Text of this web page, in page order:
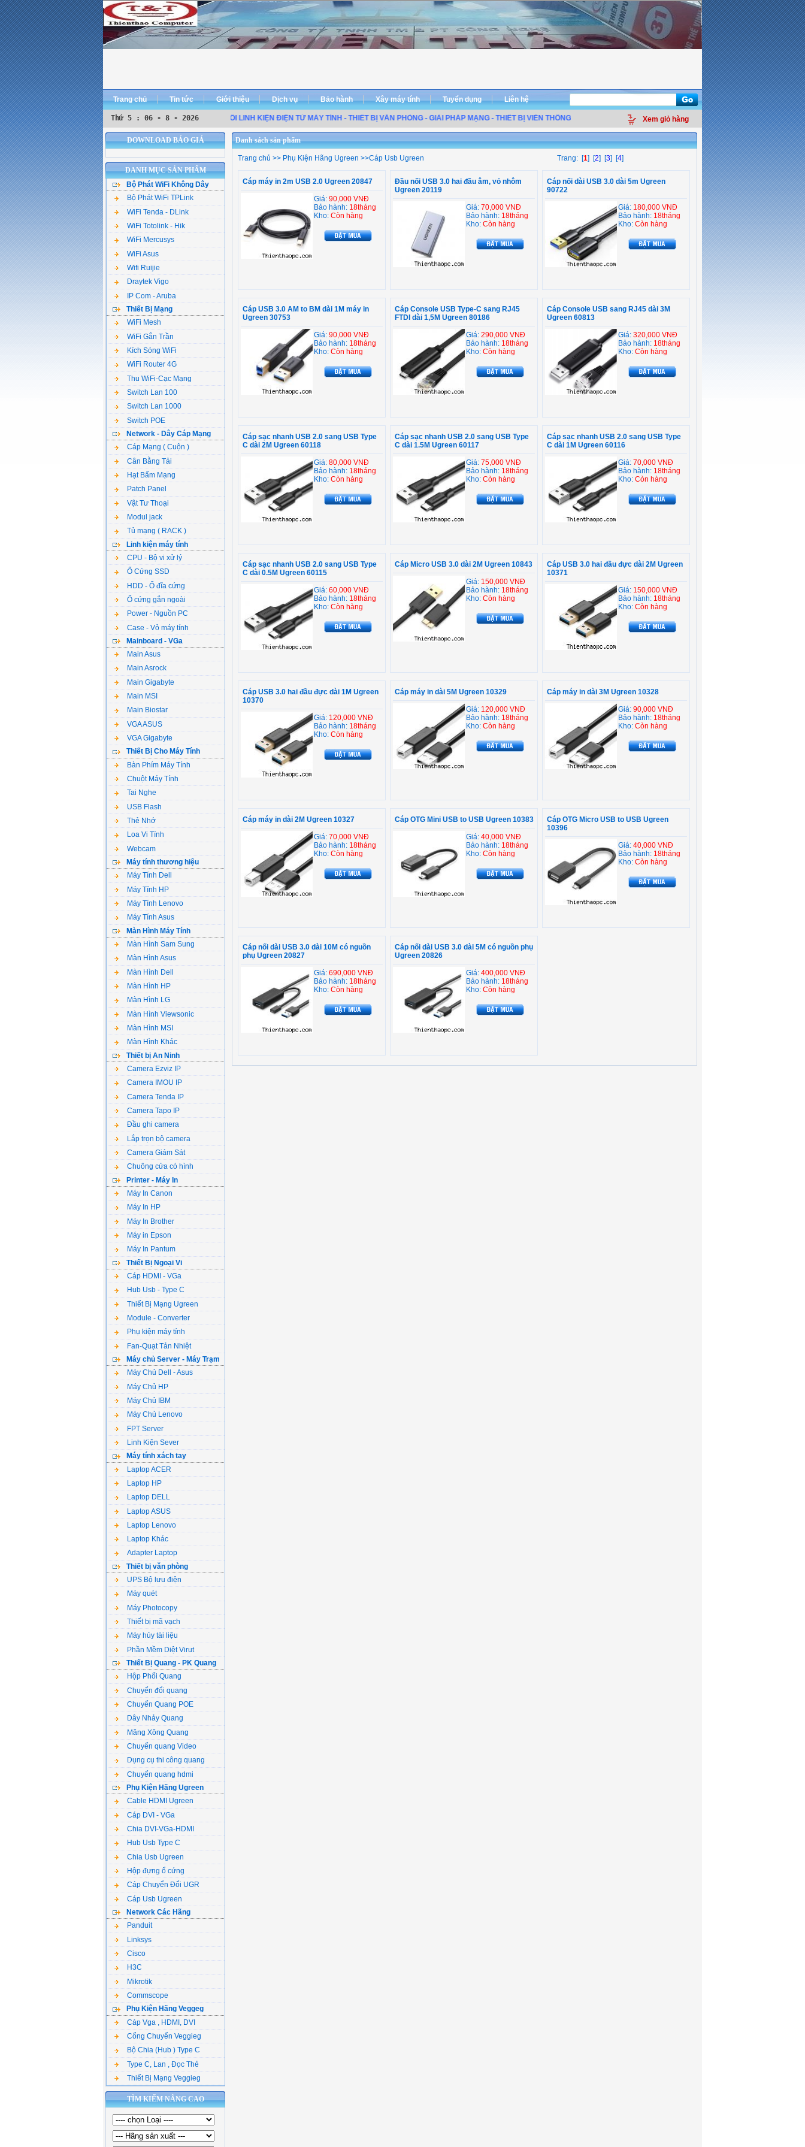
Trang chủ Tin tức Giới thiệu Dịch vụ Bảo hành Xây máy tính Tuyển dụng Liên hệ
Thứ 5 : 06 - 8 - 2026
THIÊN THẢO COMPUTER ĐƠN VỊ PHÂN PHỐI LINH KIỆN ĐIỆN TỬ MÁY TÍNH - THIẾT BỊ VĂN PHÒNG - GIẢI PHÁP MẠNG - THIẾT BỊ VIỄN THÔNG Xem giỏ hàng
DOWNLOAD BÁO GIÁ
DANH MỤC SẢN PHẨM
Bộ Phát WiFi Không Dây
Bộ Phát WiFi TPLink
WiFi Tenda - DLink
WiFi Totolink - Hik
WiFi Mercusys
WiFi Asus
Wifi Ruijie
Draytek Vigo
IP Com - Aruba
Thiết Bị Mạng
WiFi Mesh
WiFi Gắn Trần
Kích Sóng WiFi
WiFi Router 4G
Thu WiFi-Cạc Mạng
Switch Lan 100
Switch Lan 1000
Switch POE
Network - Dây Cáp Mạng
Cáp Mạng ( Cuộn )
Cân Bằng Tải
Hạt Bấm Mạng
Patch Panel
Vật Tư Thoại
Modul jack
Tủ mạng ( RACK )
Linh kiện máy tính
CPU - Bộ vi xử lý
Ổ Cứng SSD
HDD - Ổ đĩa cứng
Ổ cứng gắn ngoài
Power - Nguồn PC
Case - Vỏ máy tính
Mainboard - VGa
Main Asus
Main Asrock
Main Gigabyte
Main MSI
Main Biostar
VGA ASUS
VGA Gigabyte
Thiết Bị Cho Máy Tính
Bàn Phím Máy Tính
Chuột Máy Tính
Tai Nghe
USB Flash
Thẻ Nhớ
Loa Vi Tính
Webcam
Máy tính thương hiệu
Máy Tính Dell
Máy Tính HP
Máy Tính Lenovo
Máy Tính Asus
Màn Hình Máy Tính
Màn Hình Sam Sung
Màn Hình Asus
Màn Hình Dell
Màn Hình HP
Màn Hình LG
Màn Hình Viewsonic
Màn Hình MSI
Màn Hình Khác
Thiết bị An Ninh
Camera Ezviz IP
Camera IMOU IP
Camera Tenda IP
Camera Tapo IP
Đầu ghi camera
Lắp trọn bộ camera
Camera Giám Sát
Chuông cửa có hình
Printer - Máy In
Máy In Canon
Máy In HP
Máy In Brother
Máy in Epson
Máy In Pantum
Thiết Bị Ngoại Vi
Cáp HDMI - VGa
Hub Usb - Type C
Thiết Bị Mạng Ugreen
Module - Converter
Phụ kiện máy tính
Fan-Quạt Tản Nhiệt
Máy chủ Server - Máy Trạm
Máy Chủ Dell - Asus
Máy Chủ HP
Máy Chủ IBM
Máy Chủ Lenovo
FPT Server
Linh Kiện Sever
Máy tính xách tay
Laptop ACER
Laptop HP
Laptop DELL
Laptop ASUS
Laptop Lenovo
Laptop Khác
Adapter Laptop
Thiết bị văn phòng
UPS Bộ lưu điện
Máy quét
Máy Photocopy
Thiết bị mã vạch
Máy hủy tài liệu
Phần Mềm Diệt Virut
Thiết Bị Quang - PK Quang
Hộp Phối Quang
Chuyển đổi quang
Chuyển Quang POE
Dây Nhảy Quang
Măng Xông Quang
Chuyển quang Video
Dụng cụ thi công quang
Chuyển quang hdmi
Phụ Kiện Hãng Ugreen
Cable HDMI Ugreen
Cáp DVI - VGa
Chia DVI-VGa-HDMI
Hub Usb Type C
Chia Usb Ugreen
Hộp đựng ổ cứng
Cáp Chuyển Đổi UGR
Cáp Usb Ugreen
Network Các Hãng
Panduit
Linksys
Cisco
H3C
Mikrotik
Commscope
Phụ Kiện Hãng Veggeg
Cáp Vga , HDMI, DVI
Cổng Chuyển Veggieg
Bộ Chia (Hub ) Type C
Type C, Lan , Đọc Thẻ
Thiết Bị Mạng Veggieg
TÌM KIẾM NÂNG CAO
Danh sách sản phẩm
Trang chủ >> Phụ Kiện Hãng Ugreen >>Cáp Usb Ugreen Trang: [1] [2] [3] [4]
Cáp máy in 2m USB 2.0 Ugreen 20847
Giá: 90,000 VNĐ
Bảo hành: 18tháng
Kho: Còn hàng
Đầu nối USB 3.0 hai đầu âm, vỏ nhôm
Ugreen 20119
Giá: 70,000 VNĐ
Bảo hành: 18tháng
Kho: Còn hàng
Cáp nối dài USB 3.0 dài 5m Ugreen
90722
Giá: 180,000 VNĐ
Bảo hành: 18tháng
Kho: Còn hàng
Cáp USB 3.0 AM to BM dài 1M máy in
Ugreen 30753
Giá: 90,000 VNĐ
Bảo hành: 18tháng
Kho: Còn hàng
Cáp Console USB Type-C sang RJ45
FTDI dài 1,5M Ugreen 80186
Giá: 290,000 VNĐ
Bảo hành: 18tháng
Kho: Còn hàng
Cáp Console USB sang RJ45 dài 3M
Ugreen 60813
Giá: 320,000 VNĐ
Bảo hành: 18tháng
Kho: Còn hàng
Cáp sạc nhanh USB 2.0 sang USB Type
C dài 2M Ugreen 60118
Giá: 80,000 VNĐ
Bảo hành: 18tháng
Kho: Còn hàng
Cáp sạc nhanh USB 2.0 sang USB Type
C dài 1.5M Ugreen 60117
Giá: 75,000 VNĐ
Bảo hành: 18tháng
Kho: Còn hàng
Cáp sạc nhanh USB 2.0 sang USB Type
C dài 1M Ugreen 60116
Giá: 70,000 VNĐ
Bảo hành: 18tháng
Kho: Còn hàng
Cáp sạc nhanh USB 2.0 sang USB Type
C dài 0.5M Ugreen 60115
Giá: 60,000 VNĐ
Bảo hành: 18tháng
Kho: Còn hàng
Cáp Micro USB 3.0 dài 2M Ugreen 10843
Giá: 150,000 VNĐ
Bảo hành: 18tháng
Kho: Còn hàng
Cáp USB 3.0 hai đầu đực dài 2M Ugreen
10371
Giá: 150,000 VNĐ
Bảo hành: 18tháng
Kho: Còn hàng
Cáp USB 3.0 hai đầu đực dài 1M Ugreen
10370
Giá: 120,000 VNĐ
Bảo hành: 18tháng
Kho: Còn hàng
Cáp máy in dài 5M Ugreen 10329
Giá: 120,000 VNĐ
Bảo hành: 18tháng
Kho: Còn hàng
Cáp máy in dài 3M Ugreen 10328
Giá: 90,000 VNĐ
Bảo hành: 18tháng
Kho: Còn hàng
Cáp máy in dài 2M Ugreen 10327
Giá: 70,000 VNĐ
Bảo hành: 18tháng
Kho: Còn hàng
Cáp OTG Mini USB to USB Ugreen 10383
Giá: 40,000 VNĐ
Bảo hành: 18tháng
Kho: Còn hàng
Cáp OTG Micro USB to USB Ugreen
10396
Giá: 40,000 VNĐ
Bảo hành: 18tháng
Kho: Còn hàng
Cáp nối dài USB 3.0 dài 10M có nguồn
phụ Ugreen 20827
Giá: 690,000 VNĐ
Bảo hành: 18tháng
Kho: Còn hàng
Cáp nối dài USB 3.0 dài 5M có nguồn phụ
Ugreen 20826
Giá: 400,000 VNĐ
Bảo hành: 18tháng
Kho: Còn hàng